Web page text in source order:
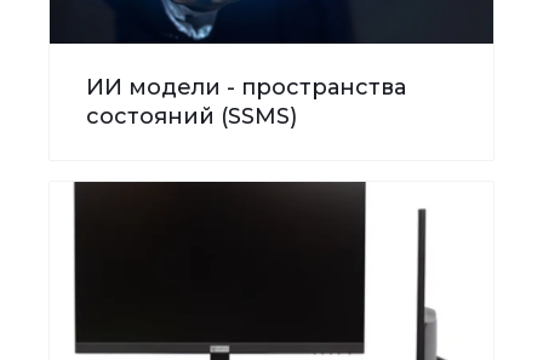
ИИ модели - пространства
состояний (SSMS)